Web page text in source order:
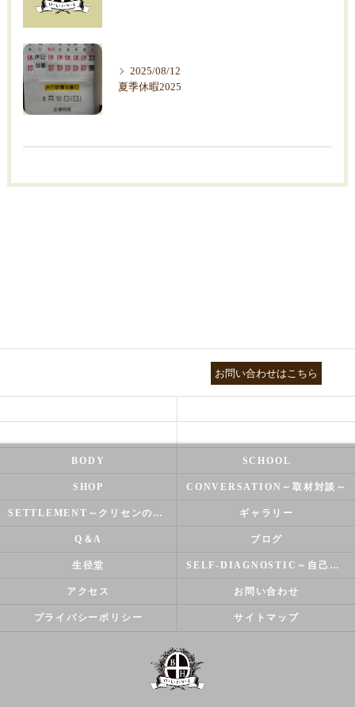
2025/08/12
夏季休暇2025
お問い合わせはこちら
BODY SCHOOL
SHOP CONVERSATION～取材対談～
SETTLEMENT～クリセンのズバリ解決シリーズ～ ギャラリー
Q＆A ブログ
生径堂 SELF-DIAGNOSTIC～自己診断～
アクセス お問い合わせ
プライバシーポリシー サイトマップ